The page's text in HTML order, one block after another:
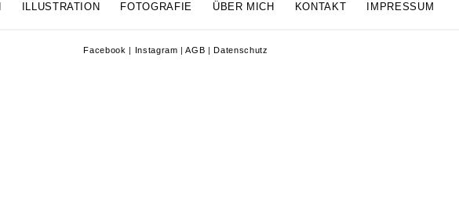
ILLUSTRATION FOTOGRAFIE ÜBER MICH KONTAKT IMPRESSUM
Facebook | Instagram |AGB |Datenschutz